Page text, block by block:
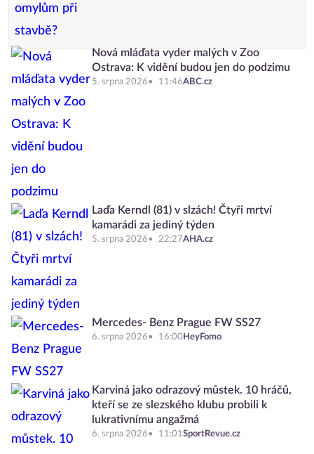
Nová mláďata vyder malých v Zoo
Ostrava: K vidění budou jen do podzimu
5. srpna 2026 11:46ABC.cz
Laďa Kerndl (81) v slzách! Čtyři mrtví
kamarádi za jediný týden
5. srpna 2026 22:27AHA.cz
Mercedes- Benz Prague FW SS27
6. srpna 2026 16:00 HeyFomo
Karviná jako odrazový můstek. 10 hráčů,
kteří se ze slezského klubu probili k
lukrativnímu angažmá
6. srpna 2026 11:01SportRevue.cz